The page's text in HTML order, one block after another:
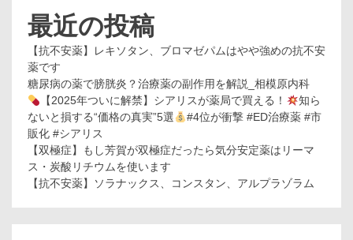
最近の投稿
【抗不安薬】レキソタン、ブロマゼパムはやや強めの抗不安
薬です
糖尿病の薬で膀胱炎？治療薬の副作用を解説_相模原内科
【2025年ついに解禁】シアリスが薬局で買える！
知ら
ないと損する“価格の真実”5選
#4位が衝撃 #ED治療薬 #市
販化 #シアリス
【双極症】もし芳賀が双極症だったら気分安定薬はリーマ
ス・炭酸リチウムを使います
【抗不安薬】ソラナックス、コンスタン、アルプラゾラム